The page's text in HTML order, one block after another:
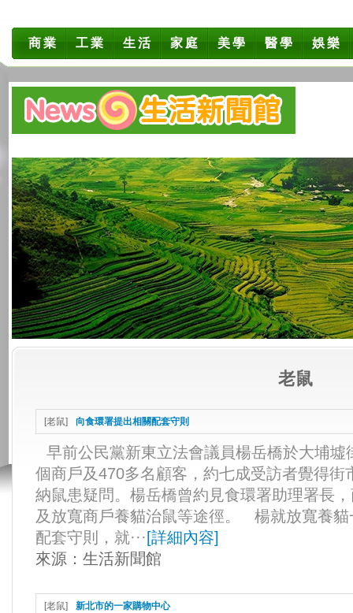
商業 工業 生活 家庭 美學 醫學 娛樂
老鼠
[老鼠] 向食環署提出相關配套守則
早前公民黨新東立法會議員楊岳橋於大埔
個商戶及470多名顧客，約七成受訪者覺得
納鼠患疑問。楊岳橋曾約見食環署助理署長
及放寬商戶養貓治鼠等途徑。 楊就放寬養
配套守則，就··· [詳細內容]
來源： 生活新聞館
[老鼠] 新北市的一家購物中心